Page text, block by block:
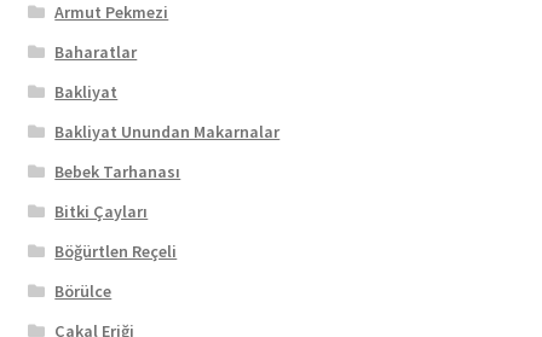
Armut Pekmezi
Baharatlar
Bakliyat
Bakliyat Unundan Makarnalar
Bebek Tarhanası
Bitki Çayları
Böğürtlen Reçeli
Börülce
Çakal Eriği